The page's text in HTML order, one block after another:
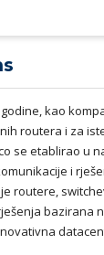
kao
routera i za
se etablirao u
i
routere,
bazirana